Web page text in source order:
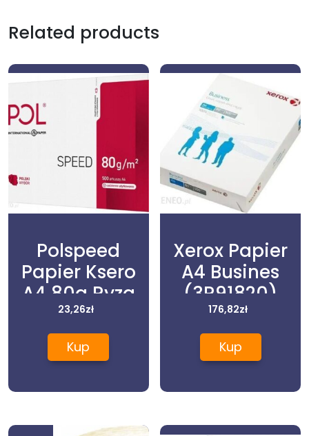
Related products
Polspeed
Papier Ksero
A4 80g Ryza
500 Ark.
Matowy Klasa
C
23,26zł
Kup
Xerox Papier
A4 Busines
(3R91820)
176,82zł
Kup